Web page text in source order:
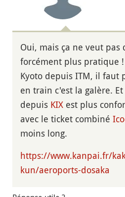
Oui, mais ça ne veut pas
forcément plus pratique
Kyoto depuis ITM, il faut
en train c'est la galère.
depuis KIX est plus
avec le ticket combiné
moins long.
https://www.kanpai.fr/
kun/aeroports-dosaka